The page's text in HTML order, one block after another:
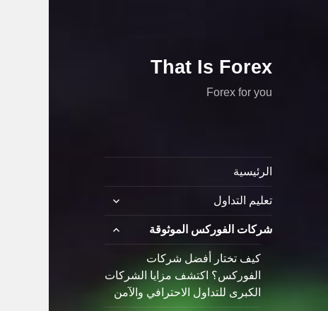
That Is Forex
Forex for you
الرئيسية
تعليم التداول
شركات الفوركس الموثوقة
كيف تختار أفضل شركات
الفوركس؟ اكتشف مزايا الشركات
الكبرى للتداول الاحترافي والآمن